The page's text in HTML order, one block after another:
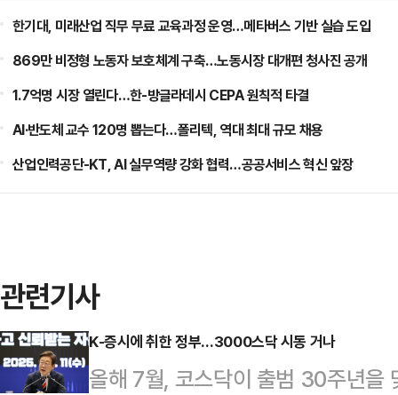
한기대, 미래산업 직무 무료 교육과정 운영…메타버스 기반 실습 도입
869만 비정형 노동자 보호체계 구축…노동시장 대개편 청사진 공개
1.7억명 시장 열린다…한-방글라데시 CEPA 원칙적 타결
AI·반도체 교수 120명 뽑는다…폴리텍, 역대 최대 규모 채용
산업인력공단-KT, AI 실무역량 강화 협력…공공서비스 혁신 앞장
관련기사
K-증시에 취한 정부…3000스닥 시동 거나
올해 7월, 코스닥이 출범 30주년을